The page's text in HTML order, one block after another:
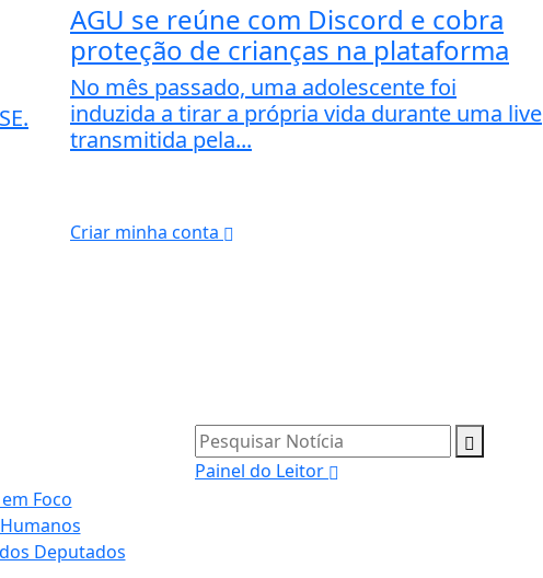
AGU se reúne com Discord e cobra
proteção de crianças na plataforma
No mês passado, uma adolescente foi
induzida a tirar a própria vida durante uma live
transmitida pela...
Criar minha conta
Foco
Deputados
Pesquisar Notícia
Painel do Leitor